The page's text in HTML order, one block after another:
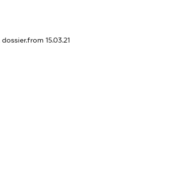
dossier.from 15.03.21